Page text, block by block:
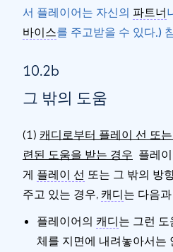
서 플레이어는 자신의 파트너
바이스를 주고받을 수 있다.)
10.2b
그 밖의 도움
(1) 캐디로부터 플레이 선 또
련된 도움을 받는 경우 플레
게 플레이 선 또는 그 밖의 방
주고 있는 경우, 캐디는 다음
플레이어의 캐디는 그런
체를 지면에 내려놓아서는